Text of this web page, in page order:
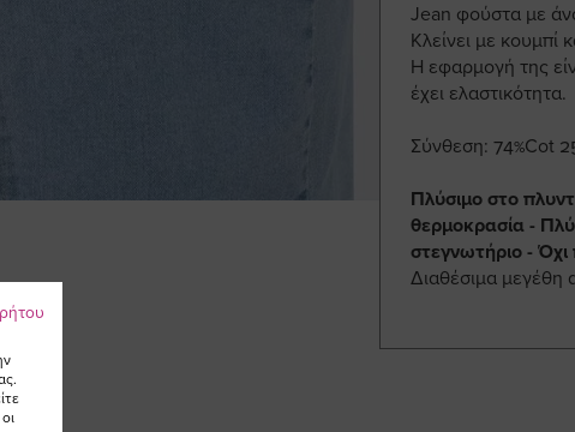
Jean φούστα με
Κλείνει με κουμπί
Η εφαρμογή της
έχει ελαστικότητα.
Σύνθεση: 74%Cot
Πλύσιμο στο
θερμοκρασία -
στεγνωτήριο - Όχι
Διαθέσιμα μεγέθη